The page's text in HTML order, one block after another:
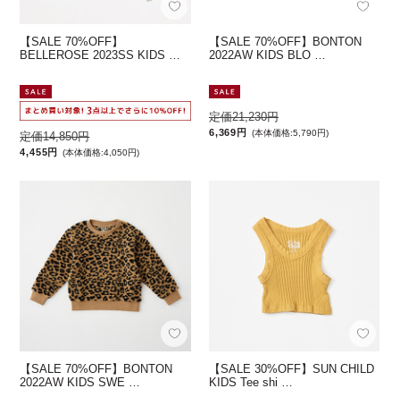
【SALE 70%OFF】
BELLEROSE 2023SS KIDS …
定価14,850円
4,455円 (本体価格:4,050円)
【SALE 70%OFF】BONTON
2022AW KIDS BLO …
定価21,230円
6,369円 (本体価格:5,790円)
【SALE 70%OFF】BONTON
2022AW KIDS SWE …
【SALE 30%OFF】SUN CHILD
KIDS Tee shi …